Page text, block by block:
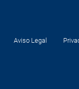
Aviso Legal